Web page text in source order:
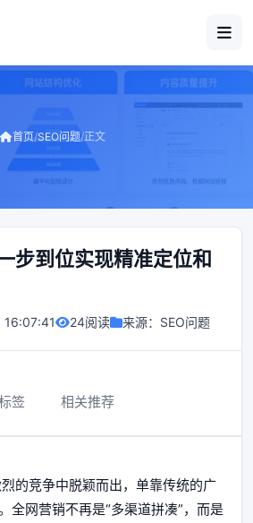
首页/SEO问题/正文
步到位实现精准定位和
24阅读 来源： SEO问题
签 相关推荐
的竞争中脱颖而出，单靠传统的广
全网营销不再是“多渠道拼凑”，而是